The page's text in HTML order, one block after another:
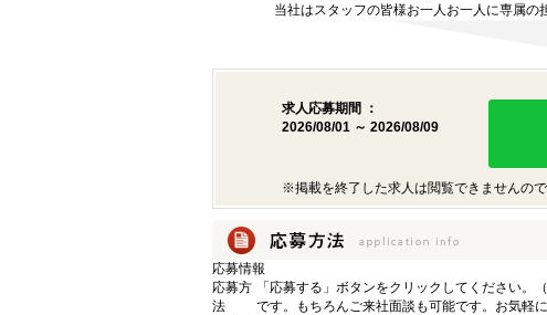
当社はスタッフの皆様お一人お一人に専属
求人応募期間 ：
2026/08/01 ～ 2026/08/09
※掲載を終了した求人は閲覧できませんの
応募情報
応募方
法
「応募する」ボタンをクリックしてください
です。もちろんご来社面談も可能です。お気軽